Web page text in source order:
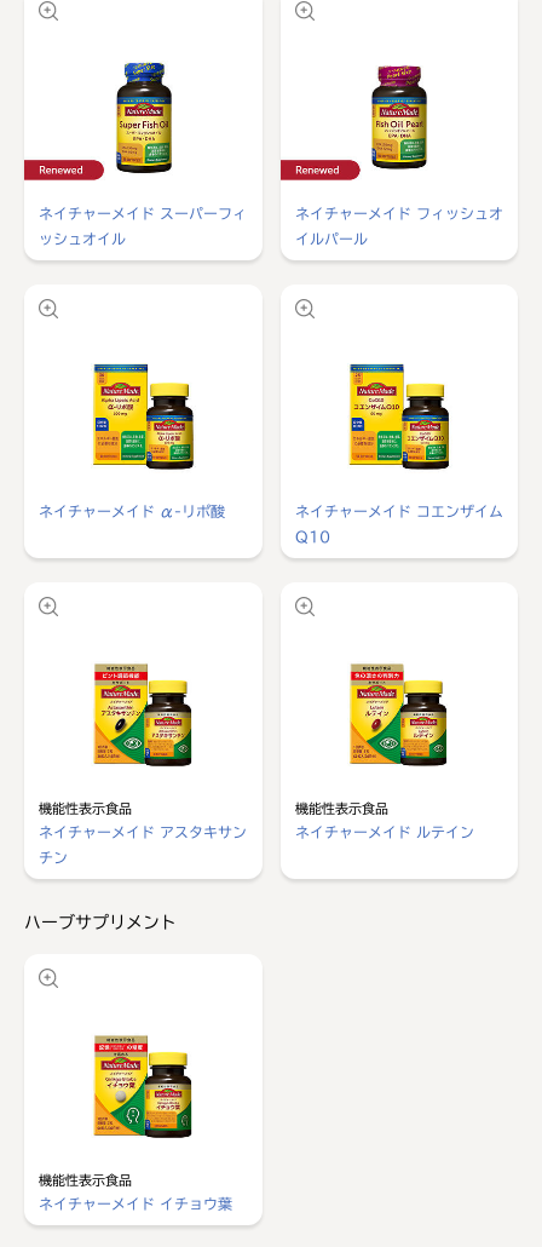
ネイチャーメイド スーパーフィ
ッシュオイル
ネイチャーメイド フィッシュオ
イルパール
ネイチャーメイド α-リポ酸
ネイチャーメイド コエンザイム
Q10
機能性表示食品
ネイチャーメイド アスタキサン
チン
機能性表示食品
ネイチャーメイド ルテイン
ハーブサプリメント
機能性表示食品
ネイチャーメイド イチョウ葉